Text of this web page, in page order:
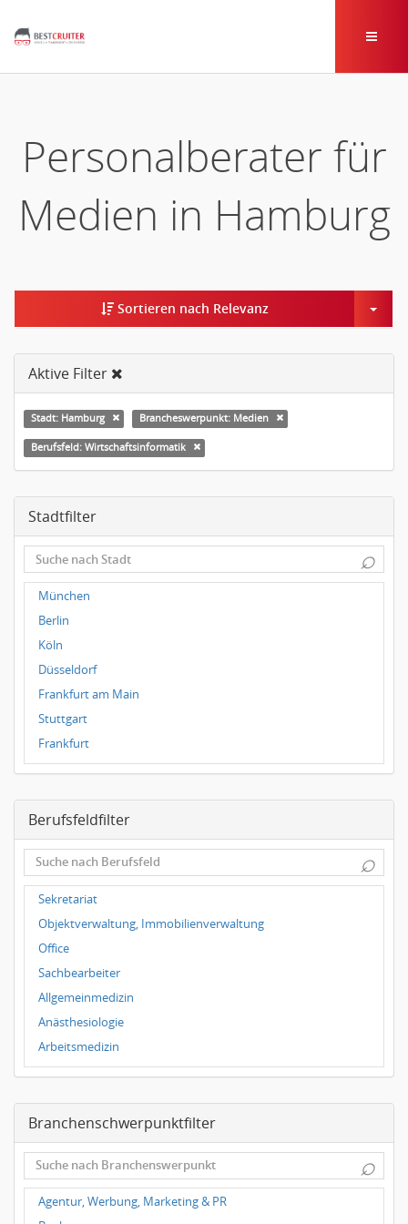
Personalberater für
Medien in Hamburg
Sortieren nach Relevanz
Aktive Filter
Stadt: Hamburg Brancheswerpunkt: Medien
Berufsfeld: Wirtschaftsinformatik
Stadtfilter
⌕
München
Berlin
Köln
Düsseldorf
Frankfurt am Main
Stuttgart
Frankfurt
Dresden
Leipzig
Dortmund
Wuppertal
Hallbergmoos
Würzburg
Grünwald
Ulm
Bielefeld
Hannover
Duisburg
Berufsfeldfilter
⌕
Sekretariat
Objektverwaltung, Immobilienverwaltung
Office
Sachbearbeiter
Allgemeinmedizin
Anästhesiologie
Arbeitsmedizin
Augenheilkunde
Frauenheilkunde, Geburtshilfe
Hals-Nasen-Ohrenheilkunde
Hautkrankheiten, Geschlechtskrankheiten
Hygienemedizin, Umweltmedizin
Innere Medizin
Branchenschwerpunktfilter
⌕
Agentur, Werbung, Marketing & PR